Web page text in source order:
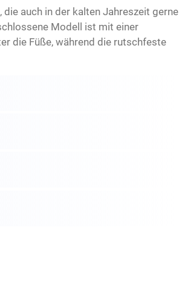
auch in der kalten Jahreszeit gerne
Modell ist mit einer
die Füße, während die rutschfeste